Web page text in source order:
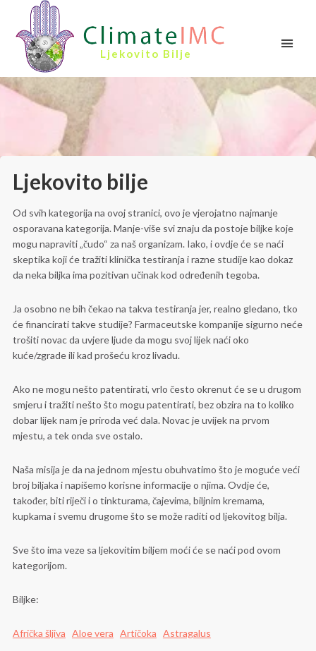
Ljekovito Bilje
Ljekovito bilje
Od svih kategorija na ovoj stranici, ovo je vjerojatno najmanje
osporavana kategorija. Manje-više svi znaju da postoje biljke koje
mogu napraviti „čudo“ za naš organizam. Iako, i ovdje će se naći
skeptika koji će tražiti klinička testiranja i razne studije kao dokaz
da neka biljka ima pozitivan učinak kod određenih tegoba.
Ja osobno ne bih čekao na takva testiranja jer, realno gledano, tko
će financirati takve studije? Farmaceutske kompanije sigurno neće
trošiti novac da uvjere ljude da mogu svoj lijek naći oko
kuće/zgrade ili kad prošeću kroz livadu.
Ako ne mogu nešto patentirati, vrlo često okrenut će se u drugom
smjeru i tražiti nešto što mogu patentirati, bez obzira na to koliko
dobar lijek nam je priroda već dala. Novac je uvijek na prvom
mjestu, a tek onda sve ostalo.
Naša misija je da na jednom mjestu obuhvatimo što je moguće veći
broj biljaka i napišemo korisne informacije o njima. Ovdje će,
također, biti riječi i o tinkturama, čajevima, biljnim kremama,
kupkama i svemu drugome što se može raditi od ljekovitog bilja.
Sve što ima veze sa ljekovitim biljem moći će se naći pod ovom
kategorijom.
Biljke:
Afrička šljiva Aloe vera Artičoka Astragalus